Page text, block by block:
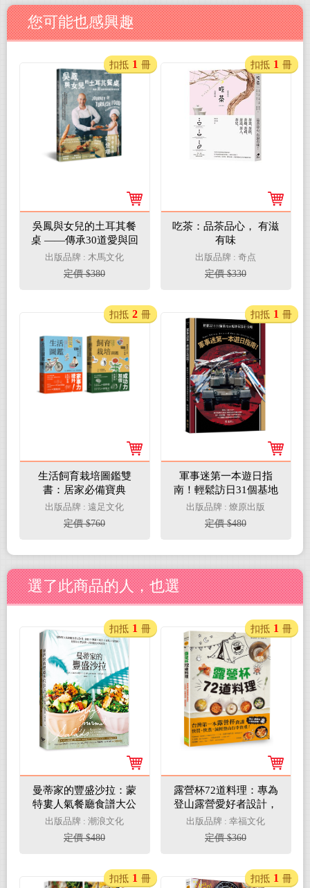
您可能也感興趣
吳鳳與女兒的土耳其餐
桌 ——傳承30道愛與回
憶的家常料理
出版品牌 : 木馬文化
定價 $380
扣抵 1 冊
吃茶：品茶品心， 有滋
有味
出版品牌 : 奇点
定價 $330
扣抵 1 冊
生活飼育栽培圖鑑雙
書：居家必備寶典
出版品牌 : 遠足文化
定價 $760
扣抵 2 冊
軍事迷第一本遊日指
南！輕鬆訪日31個基地
&博物館旅行攻略
出版品牌 : 燎原出版
定價 $480
扣抵 1 冊
選了此商品的人，也選
曼蒂家的豐盛沙拉：蒙
特婁人氣餐廳食譜大公
開，沙拉X獨家淋醬X奶
昔X甜點X穀物碗，好吃
又健康！
出版品牌 : 潮浪文化
定價 $480
扣抵 1 冊
露營杯72道料理：專為
登山露營愛好者設計，
一杯到底！快買快煮！
減輕負重！
出版品牌 : 幸福文化
定價 $360
扣抵 1 冊
扣抵 1 冊 扣抵 1 冊